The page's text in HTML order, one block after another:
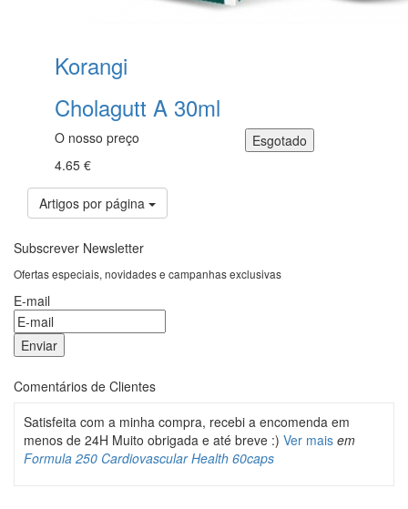
Korangi
Cholagutt A 30ml
O nosso preço
4.65 €
Artigos por página
Subscrever Newsletter
Ofertas especiais, novidades e campanhas exclusivas
E-mail
Comentários de Clientes
Satisfeita com a minha compra, recebi a encomenda em
menos de 24H Muito obrigada e até breve :) Ver mais em
Formula 250 Cardiovascular Health 60caps